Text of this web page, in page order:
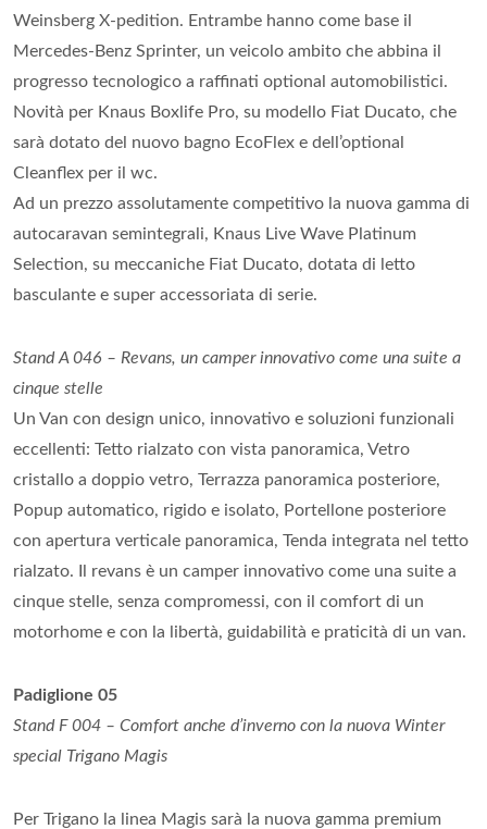
Weinsberg X-pedition. Entrambe hanno come base il
Mercedes-Benz Sprinter, un veicolo ambito che abbina il
progresso tecnologico a raffinati optional automobilistici.
Novità per Knaus Boxlife Pro, su modello Fiat Ducato, che
sarà dotato del nuovo bagno EcoFlex e dell’optional
Cleanflex per il wc.
Ad un prezzo assolutamente competitivo la nuova gamma di
autocaravan semintegrali, Knaus Live Wave Platinum
Selection, su meccaniche Fiat Ducato, dotata di letto
basculante e super accessoriata di serie.
Stand A 046 – Revans, un camper innovativo come una suite a
cinque stelle
Un Van con design unico, innovativo e soluzioni funzionali
eccellenti: Tetto rialzato con vista panoramica, Vetro
cristallo a doppio vetro, Terrazza panoramica posteriore,
Popup automatico, rigido e isolato, Portellone posteriore
con apertura verticale panoramica, Tenda integrata nel tetto
rialzato. Il revans è un camper innovativo come una suite a
cinque stelle, senza compromessi, con il comfort di un
motorhome e con la libertà, guidabilità e praticità di un van.
Padiglione 05
Stand F 004 – Comfort anche d’inverno con la nuova Winter
special Trigano Magis
Per Trigano la linea Magis sarà la nuova gamma premium